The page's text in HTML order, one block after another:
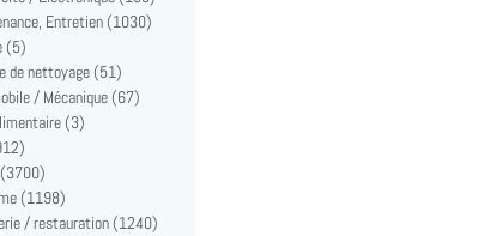
Entretien (1030)
(5)
de nettoyage (51)
/ Mécanique (67)
(3)
(1198)
/ restauration (1240)